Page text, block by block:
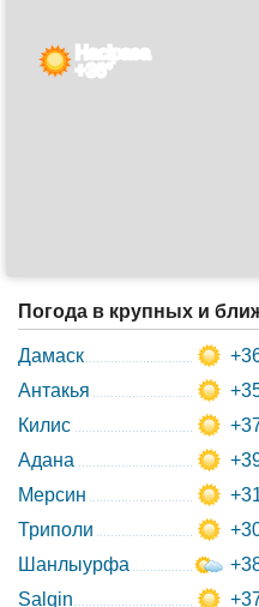
Hacipasa
+36°
Погода в крупных и
Дамаск
Антакья
Килис
Адана
Мерсин
Триполи
Шанлыурфа
Salqin